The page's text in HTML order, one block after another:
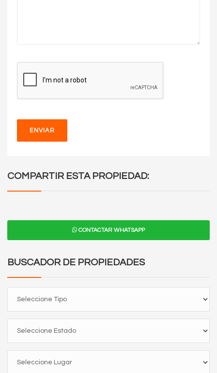
ENVIAR
COMPARTIR ESTA PROPIEDAD:
CONTACTAR WHATSAPP
BUSCADOR DE PROPIEDADES